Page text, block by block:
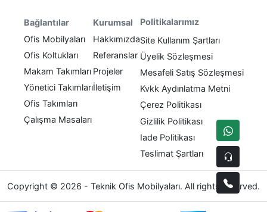
Bağlantılar
Ofis Mobilyaları
Ofis Koltukları
Makam Takımları
Yönetici Takımları
Ofis Takımları
Çalışma Masaları
Kurumsal
Hakkımızda
Referanslar
Projeler
İletişim
Politikalarımız
Site Kullanım Şartları
Üyelik Sözleşmesi
Mesafeli Satış Sözleşmesi
Kvkk Aydınlatma Metni
Çerez Politikası
Gizlilik Politikası
Iade Politikası
Teslimat Şartları
Copyright © 2026 - Teknik Ofis Mobilyaları. All rights reserved.